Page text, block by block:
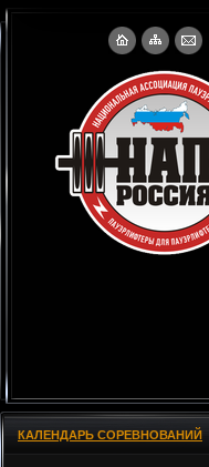
КАЛЕНДАРЬ СОРЕВНОВАНИЙ